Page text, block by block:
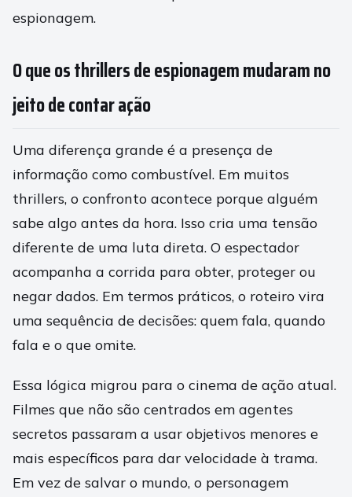
espionagem.
O que os thrillers de espionagem mudaram no
jeito de contar ação
Uma diferença grande é a presença de
informação como combustível. Em muitos
thrillers, o confronto acontece porque alguém
sabe algo antes da hora. Isso cria uma tensão
diferente de uma luta direta. O espectador
acompanha a corrida para obter, proteger ou
negar dados. Em termos práticos, o roteiro vira
uma sequência de decisões: quem fala, quando
fala e o que omite.
Essa lógica migrou para o cinema de ação atual.
Filmes que não são centrados em agentes
secretos passaram a usar objetivos menores e
mais específicos para dar velocidade à trama.
Em vez de salvar o mundo, o personagem